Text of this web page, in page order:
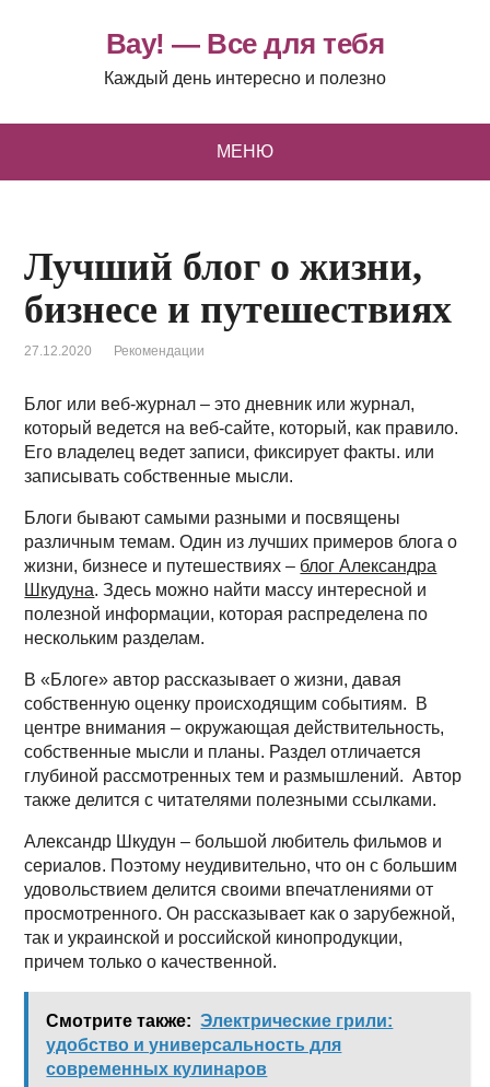
Вау! — Все для тебя
Каждый день интересно и полезно
МЕНЮ
Лучший блог о жизни,
бизнесе и путешествиях
27.12.2020 Рекомендации
Блог или веб-журнал – это дневник или журнал,
который ведется на веб-сайте, который, как правило.
Его владелец ведет записи, фиксирует факты. или
записывать собственные мысли.
Блоги бывают самыми разными и посвящены
различным темам. Один из лучших примеров блога о
жизни, бизнесе и путешествиях – блог Александра
Шкудуна. Здесь можно найти массу интересной и
полезной информации, которая распределена по
нескольким разделам.
В «Блоге» автор рассказывает о жизни, давая
собственную оценку происходящим событиям. В
центре внимания – окружающая действительность,
собственные мысли и планы. Раздел отличается
глубиной рассмотренных тем и размышлений. Автор
также делится с читателями полезными ссылками.
Александр Шкудун – большой любитель фильмов и
сериалов. Поэтому неудивительно, что он с большим
удовольствием делится своими впечатлениями от
просмотренного. Он рассказывает как о зарубежной,
так и украинской и российской кинопродукции,
причем только о качественной.
Смотрите также: Электрические грили:
удобство и универсальность для
современных кулинаров